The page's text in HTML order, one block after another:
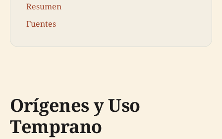
Resumen
Fuentes
Orígenes y Uso
Temprano